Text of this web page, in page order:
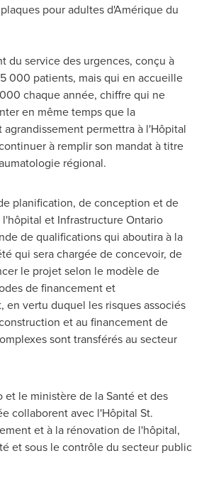
pour adultes d'Amérique du
du service des urgences, conçu à
000 patients, mais qui en accueille
chaque année, chiffre qui ne
en même temps que la
permettra à l'Hôpital
à remplir son mandat à titre
régional.
planification, de conception et de
et Infrastructure Ontario
de qualifications qui aboutira à la
qui sera chargée de concevoir, de
le projet selon le modèle de
de financement et
en vertu duquel les risques associés
et au financement de
sont transférés au secteur
et le ministère de la Santé et des
collaborent avec l'Hôpital St.
et à la rénovation de l'hôpital,
et sous le contrôle du secteur public